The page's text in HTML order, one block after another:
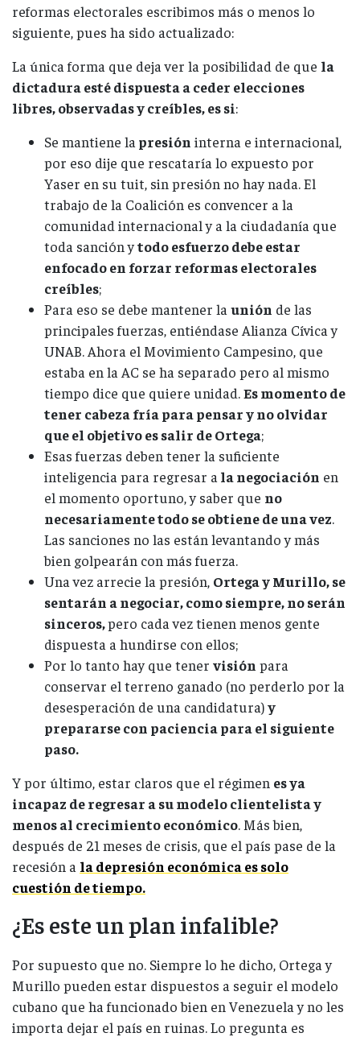
reformas electorales escribimos más o menos lo
siguiente, pues ha sido actualizado:
La única forma que deja ver la posibilidad de que la
dictadura esté dispuesta a ceder elecciones
libres, observadas y creíbles, es si:
Se mantiene la presión interna e internacional,
por eso dije que rescataría lo expuesto por
Yaser en su tuit, sin presión no hay nada. El
trabajo de la Coalición es convencer a la
comunidad internacional y a la ciudadanía que
toda sanción ytodo esfuerzo debe estar
enfocado en forzar reformas electorales
creíbles;
Para eso se debe mantener la unión de las
principales fuerzas, entiéndase Alianza Cívica y
UNAB. Ahora el Movimiento Campesino, que
estaba en la AC se ha separado pero al mismo
tiempo dice que quiere unidad.Es momento de
tener cabeza fría para pensar y no olvidar
que el objetivo es salir de Ortega;
Esas fuerzas deben tener la suficiente
inteligencia para regresar a la negociación en
el momento oportuno, y saber que no
necesariamente todo se obtiene de una vez.
Las sanciones no las están levantando y más
bien golpearán con más fuerza.
Una vez arrecie la presión, Ortega y Murillo, se
sentarán a negociar, como siempre, no serán
sinceros,pero cada vez tienen menos gente
dispuesta a hundirse con ellos;
Por lo tanto hay que tener visión para
conservar el terreno ganado (no perderlo por la
desesperación de una candidatura)y
prepararse con paciencia para el siguiente
paso.
Y por último, estar claros que el régimen es ya
incapaz de regresar a su modelo clientelista y
menos al crecimiento económico. Más bien,
después de 21 meses de crisis, que el país pase de la
recesión a la depresión económica es solo
cuestión de tiempo.
¿Es este un plan infalible?
Por supuesto que no. Siempre lo he dicho, Ortega y
Murillo pueden estar dispuestos a seguir el modelo
cubano que ha funcionado bien en Venezuela y no les
importa dejar el país en ruinas. Lo pregunta es